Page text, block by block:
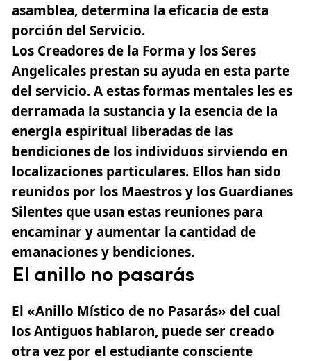
asamblea, determina la eficacia de esta
porción del Servicio.
Los Creadores de la Forma y los Seres
Angelicales prestan su ayuda en esta parte
del servicio. A estas formas mentales les es
derramada la sustancia y la esencia de la
energía espiritual liberadas de las
bendiciones de los individuos sirviendo en
localizaciones particulares. Ellos han sido
reunidos por los Maestros y los Guardianes
Silentes que usan estas reuniones para
encaminar y aumentar la cantidad de
emanaciones y bendiciones.
El anillo no pasarás
El «Anillo Místico de no Pasarás» del cual
los Antiguos hablaron, puede ser creado
otra vez por el estudiante consciente